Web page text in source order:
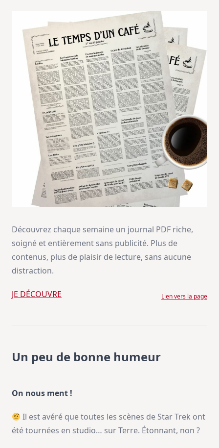
Découvrez chaque semaine un journal PDF riche,
soigné et entièrement sans publicité. Plus de
contenus, plus de plaisir de lecture, sans aucune
distraction.
JE DÉCOUVRE Lien vers la page
Un peu de bonne humeur
On nous ment !
Il est avéré que toutes les scènes de Star Trek ont
été tournées en studio… sur Terre. Étonnant, non ?